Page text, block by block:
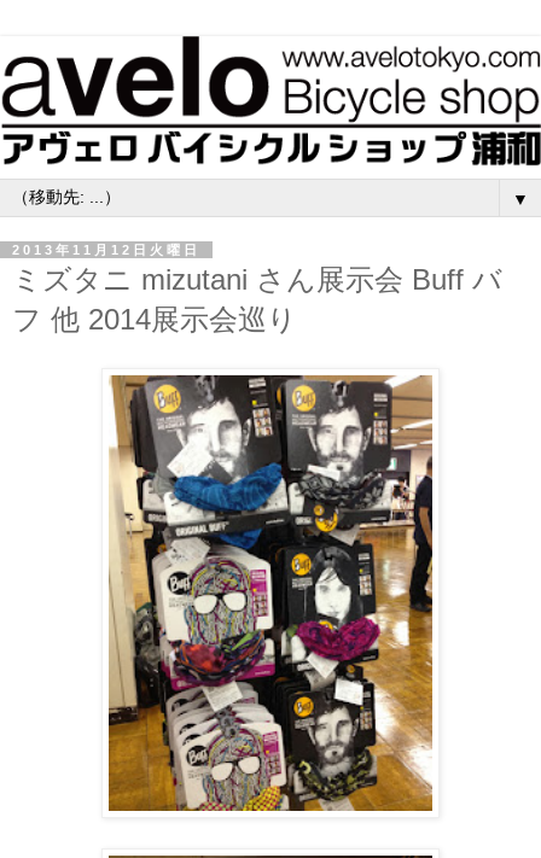
▼
2013年11月12日火曜日
ミズタニ mizutani さん展示会 Buff バ
フ 他 2014展示会巡り